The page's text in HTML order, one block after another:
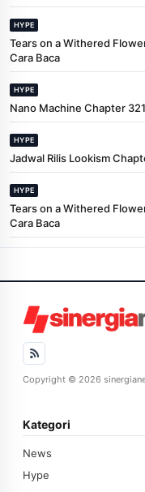
HYPE
Tears on a Withered
Cara Baca
HYPE
Nano Machine Chapter
HYPE
Jadwal Rilis Lookism
HYPE
Tears on a Withered
Cara Baca
Copyright © 2026
Kategori
News
Hype